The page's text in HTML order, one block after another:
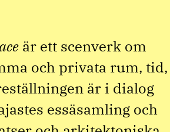
är ett scenverk om
och privata rum, tid,
är i dialog
essäsamling och